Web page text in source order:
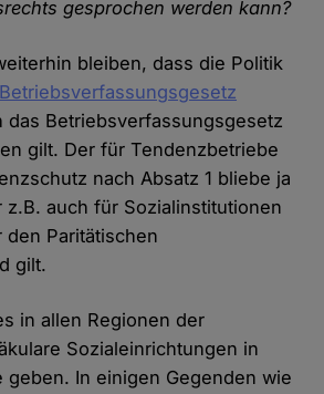
gesprochen werden kann?
bleiben, dass die Politik
das Betriebsverfassungsgesetz
gilt. Der für Tendenzbetriebe
nach Absatz 1 bliebe ja
z.B. auch für Sozialinstitutionen
den Paritätischen
gilt.
in allen Regionen der
Sozialeinrichtungen in
geben. In einigen Gegenden wie